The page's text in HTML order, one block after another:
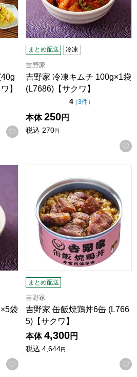
】
お気に入りに登録する
まとめ配送 冷凍
吉野家
吉野家 冷凍キムチ 100g×1袋
(L7686)【サクワ】
4点（5点満点中）
（3件の評価
）
本体 250円
税込 270円
袋
お気に入りに登録する
まとめ配送
吉野家
吉野家 缶飯焼鶏丼6缶 (L766
5)【サクワ】
本体 4,300円
税込 4,644円